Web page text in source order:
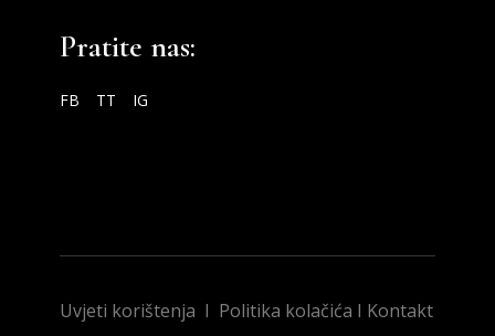
Pratite nas:
FB TT IG
Uvjeti korištenja I Politika kolačića I Kontakt